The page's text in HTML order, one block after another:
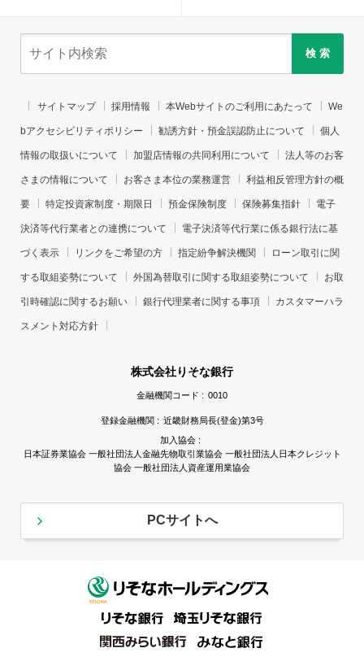
検 索
サイトマップ 採用情報 本Webサイトのご利用にあたって We
bアクセシビリティポリシー 勧誘方針・預金誤認防止について 個人
情報の取扱いについて 加盟店情報の共同利用について 法人等のお客
さまの情報について お客さま本位の業務運営 利益相反管理方針の概
要 特定投資家制度・期限日 預金保険制度 保険募集指針 電子
決済等代行業者との連携について 電子決済等代行業に係る銀行法に基
づく表示 リンクをご希望の方 指定紛争解決機関 ローン取引に関
する取組姿勢について 外国為替取引に関する取組姿勢について お取
引時確認に関するお願い 銀行代理業者に関する事項 カスタマーハラ
スメント対応方針
株式会社りそな銀行
金融機関コード : 0010
登録金融機関 : 近畿財務局長(登金)第3号
加入協会 :
日本証券業協会 一般社団法人金融先物取引業協会 一般社団法人日本クレジット
協会 一般社団法人資産運用業協会
PCサイトへ